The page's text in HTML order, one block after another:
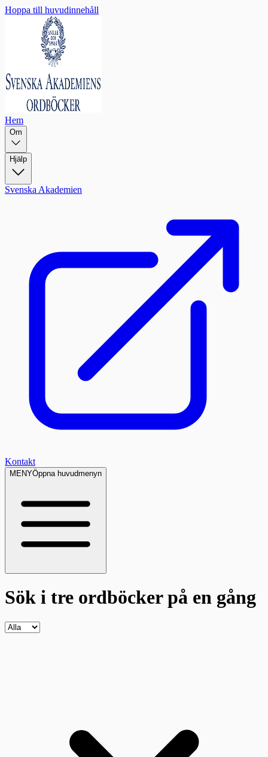
Hoppa till huvudinnehåll
Hem
Om
Hjälp
Svenska Akademien
Kontakt
MENYÖppna huvudmenyn
Sök i tre ordböckerpå en gång